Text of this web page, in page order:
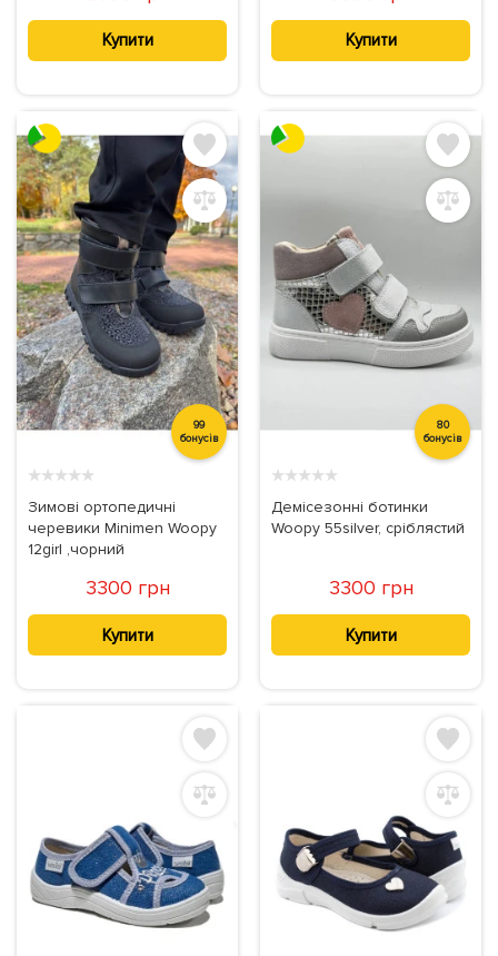
Купити Купити
99
бонусів
★★★★★
Зимові ортопедичні
черевики Minimen Woopy
12girl ,чорний
3300 грн
Купити
80
бонусів
★★★★★
Демісезонні ботинки
Woopy 55silver, сріблястий
3300 грн
Купити